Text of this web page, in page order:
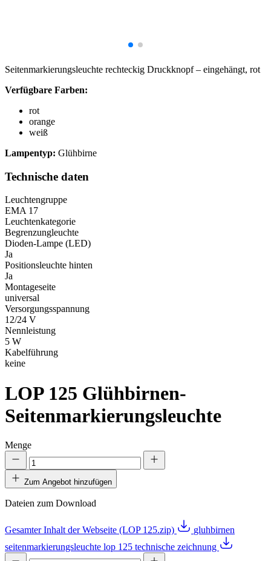
Seitenmarkierungsleuchte rechteckig Druckknopf – eingehängt, rot
Verfügbare Farben:
rot
orange
weiß
Lampentyp: Glühbirne
Technische daten
Leuchtengruppe
EMA 17
Leuchtenkategorie
Begrenzungleuchte
Dioden-Lampe (LED)
Ja
Positionsleuchte hinten
Ja
Montageseite
universal
Versorgungsspannung
12/24 V
Nennleistung
5 W
Kabelführung
keine
LOP 125 Glühbirnen-
Seitenmarkierungsleuchte
Menge
Zum Angebot hinzufügen
Dateien zum Download
Gesamter Inhalt der Webseite (LOP 125.zip)
gluhbirnen
seitenmarkierungsleuchte lop 125 technische zeichnung